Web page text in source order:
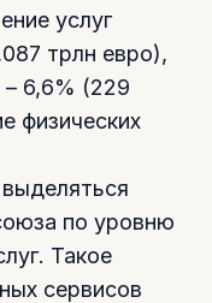
услуг
трлн евро),
6,6% (229
физических
по уровню
Такое
сервисов